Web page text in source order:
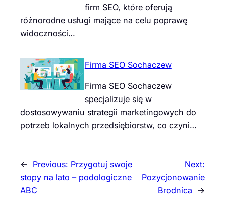
firm SEO, które oferują
różnorodne usługi mające na celu poprawę
widoczności…
Firma SEO Sochaczew
Firma SEO Sochaczew
specjalizuje się w
dostosowywaniu strategii marketingowych do
potrzeb lokalnych przedsiębiorstw, co czyni…
← Previous: Przygotuj swoje
stopy na lato – podologiczne
ABC
Next:
Pozycjonowanie
Brodnica
→